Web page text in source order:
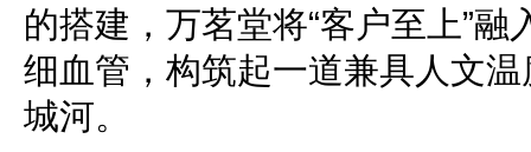
的搭建，万茗堂将“客户至上”
细血管，构筑起一道兼具人文
城河。